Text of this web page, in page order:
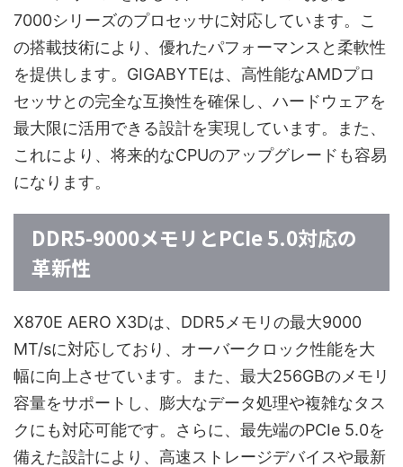
7000シリーズのプロセッサに対応しています。こ
の搭載技術により、優れたパフォーマンスと柔軟性
を提供します。GIGABYTEは、高性能なAMDプロ
セッサとの完全な互換性を確保し、ハードウェアを
最大限に活用できる設計を実現しています。また、
これにより、将来的なCPUのアップグレードも容易
になります。
DDR5-9000メモリとPCIe 5.0対応の
革新性
X870E AERO X3Dは、DDR5メモリの最大9000
MT/sに対応しており、オーバークロック性能を大
幅に向上させています。また、最大256GBのメモリ
容量をサポートし、膨大なデータ処理や複雑なタス
クにも対応可能です。さらに、最先端のPCIe 5.0を
備えた設計により、高速ストレージデバイスや最新